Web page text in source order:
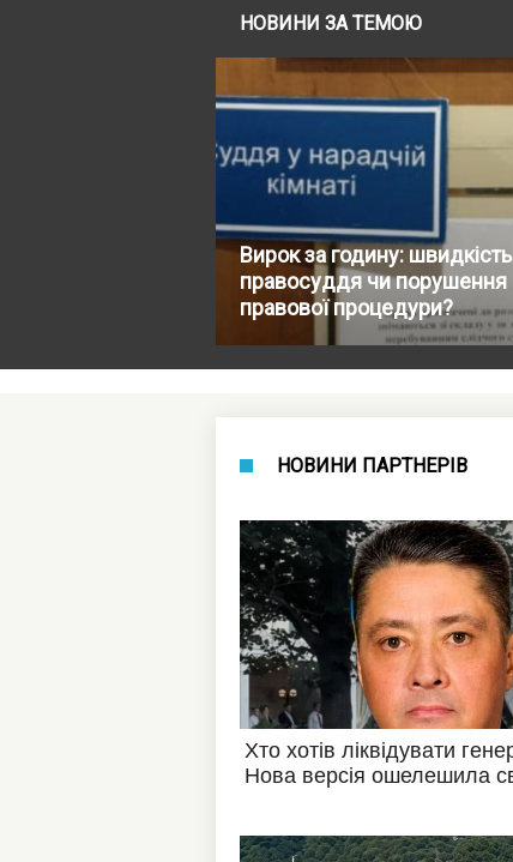
НОВИНИ ЗА ТЕМОЮ
Вирок за годину: швидкість
правосуддя чи порушення
правової процедури?
НОВИНИ ПАРТНЕРІВ